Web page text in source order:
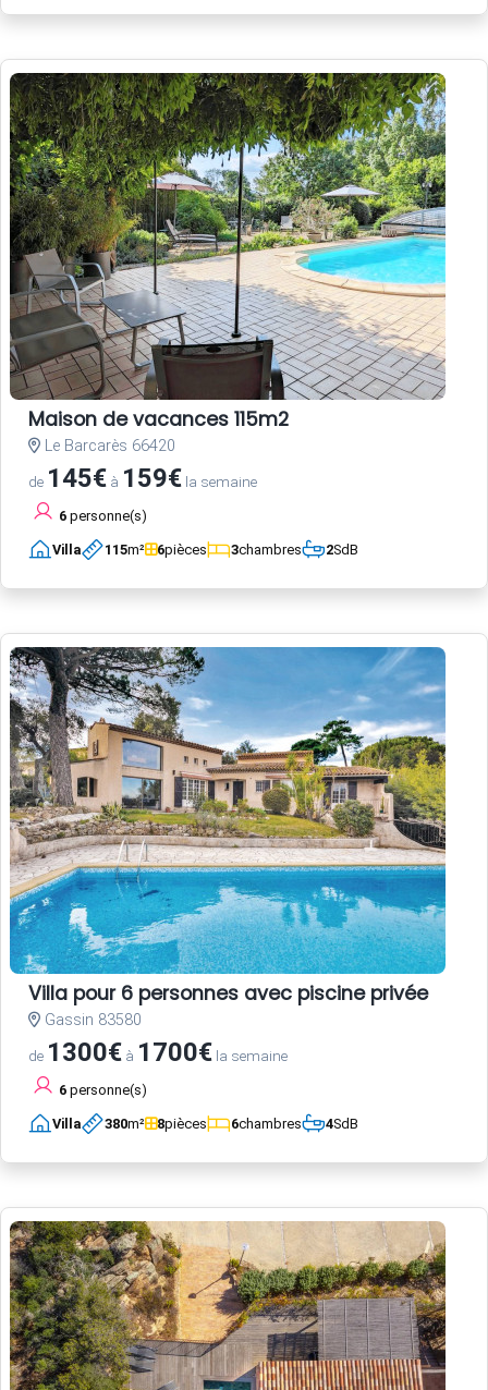
Maison de vacances 115m2
Le Barcarès 66420
de 145€ à 159€ la semaine
6 personne(s)
Villa 115m² 6pièces 3chambres 2SdB
Villa pour 6 personnes avec piscine privée
Gassin 83580
de 1300€ à 1700€ la semaine
6 personne(s)
Villa 380m² 8pièces 6chambres 4SdB